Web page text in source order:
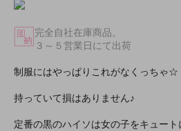
完全自社在庫商品。
３～５営業日にて出荷
制服にはやっぱりこれがなくっちゃ☆
持っていて損はありません♪
定番の黒のハイソは女の子をキュート